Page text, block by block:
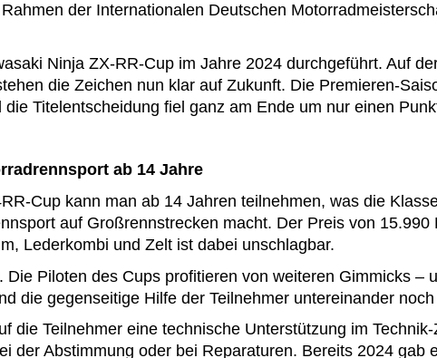
der Internationalen Deutschen
Ninja ZX-RR-Cup im Jahre 2024 durchgeführt. Auf
die Zeichen nun klar auf Zukunft. Die Premieren-
Titelentscheidung fiel ganz am Ende um nur einen
ab 14 Jahre
Cup kann man ab 14 Jahren teilnehmen, was die
auf Großrennstrecken macht. Der Preis von 15.990
Lederkombi und Zelt ist dabei unschlagbar.
Die Piloten des Cups profitieren von weiteren Gimmicks –
die gegenseitige Hilfe der Teilnehmer untereinander
die Teilnehmer eine technische Unterstützung im
der Abstimmung oder bei Reparaturen. Bereits 2024 gab